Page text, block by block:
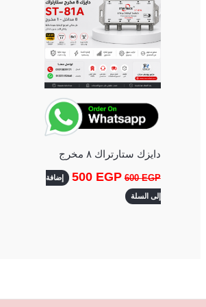
دايزك ستارتراك ٨ مخرج
600EGP
500 EGP إضافة
إلى السلة